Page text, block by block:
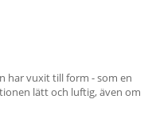
har vuxit till form - som en
lätt och luftig, även om